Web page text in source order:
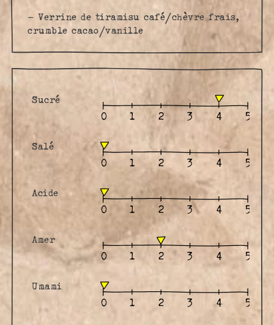
– Verrine de tiramisu café/chèvre frais,
crumble cacao/vanille
Sucré
Salé
Acide
Amer
Umami